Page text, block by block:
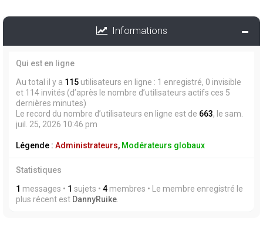
Informations
Qui est en ligne
Au total il y a 115 utilisateurs en ligne : 1 enregistré, 0 invisible
et 114 invités (d’après le nombre d’utilisateurs actifs ces 5
dernières minutes)
Le record du nombre d’utilisateurs en ligne est de 663, le sam.
juil. 25, 2026 10:46 pm
Légende : Administrateurs, Modérateurs globaux
Statistiques
1 messages • 1 sujets • 4 membres • Le membre enregistré le
plus récent est DannyRuike